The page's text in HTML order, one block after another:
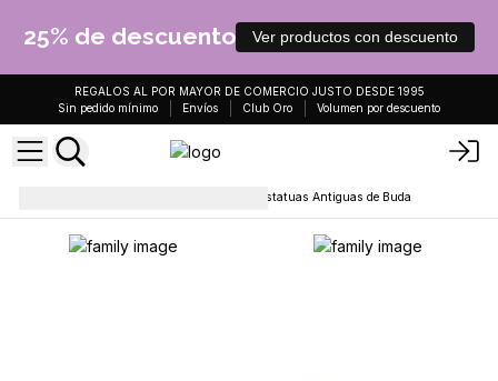
25% de descuento Ver productos con descuento
REGALOS AL POR MAYOR DE COMERCIO JUSTO DESDE 1995
Sin pedido mínimo
Envíos Club Oro Volumen por descuento
Estatuas Antiguas de Buda